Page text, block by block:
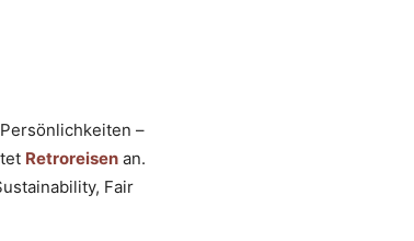
–
Retroreisen an.
Fair